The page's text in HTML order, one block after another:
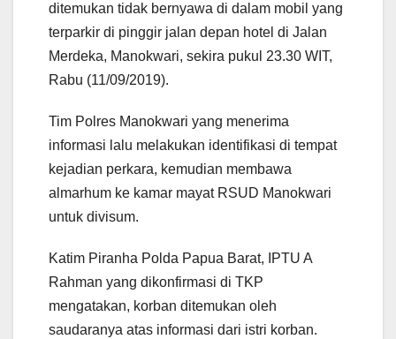
ditemukan tidak bernyawa di dalam mobil yang
terparkir di pinggir jalan depan hotel di Jalan
Merdeka, Manokwari, sekira pukul 23.30 WIT,
Rabu (11/09/2019).
Tim Polres Manokwari yang menerima
informasi lalu melakukan identifikasi di tempat
kejadian perkara, kemudian membawa
almarhum ke kamar mayat RSUD Manokwari
untuk divisum.
Katim Piranha Polda Papua Barat, IPTU A
Rahman yang dikonfirmasi di TKP
mengatakan, korban ditemukan oleh
saudaranya atas informasi dari istri korban.